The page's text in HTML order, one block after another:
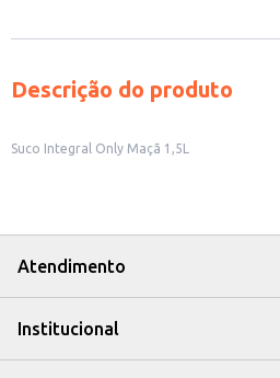
Descrição do produto
Suco Integral Only Maçã 1,5L
Atendimento
Institucional